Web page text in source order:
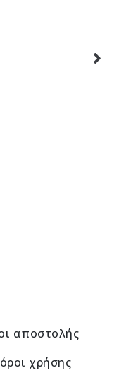
αποστολής
όροι χρήσης